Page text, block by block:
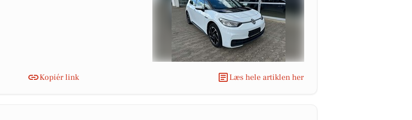
Kopiér link Læs hele artiklen her